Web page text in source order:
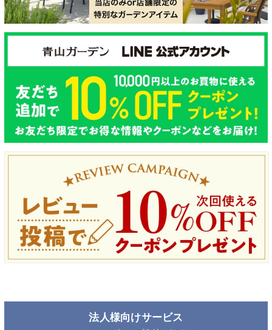
法人様向けサービス